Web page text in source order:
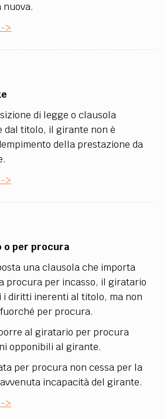
nuova.
>
di legge o clausola
titolo, il girante non è
della prestazione da
>
o per procura
una clausola che importa
procura per incasso, il giratario
diritti inerenti al titolo, ma non
per procura.
al giratario per procura
opponibili al girante.
per procura non cessa per la
incapacità del girante.
>